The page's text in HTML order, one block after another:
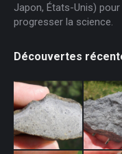
Japon, États-Unis)
progresser la science.
Découvertes